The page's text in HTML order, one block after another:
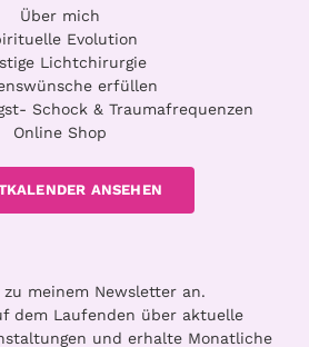
Über mich
Evolution
Lichtchirurgie
erfüllen
Schock & Traumafrequenzen
Online Shop
ANSEHEN
meinem Newsletter an.
dem Laufenden über aktuelle
und erhalte Monatliche